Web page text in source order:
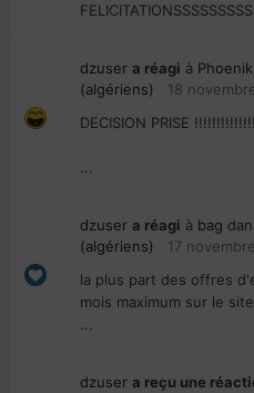
dzuser a réagi à
(algériens)
18
DECISION PRISE
...
dzuser a réagi à bag
(algériens)
17
la plus part des offres
mois maximum sur le
...
dzuser a reçu une